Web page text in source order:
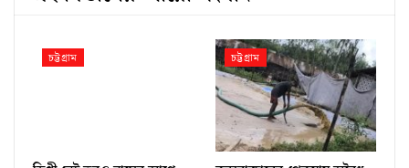
চট্টগ্রাম চট্টগ্রাম